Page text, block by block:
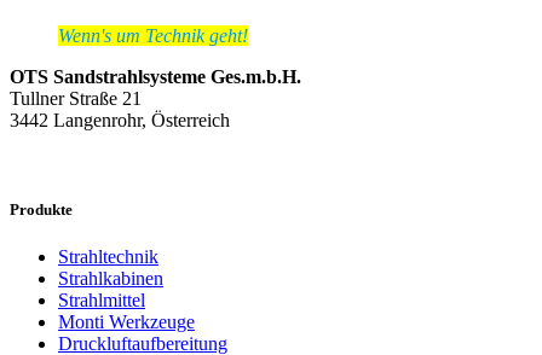
Wenn's um Technik geht!
OTS Sandstrahlsysteme Ges.m.b.H.
Tullner Straße 21
3442 Langenrohr, Österreich
Produkte
Strahltechnik
Strahlkabinen
Strahlmittel
Monti Werkzeuge
Druckluftaufbereitung